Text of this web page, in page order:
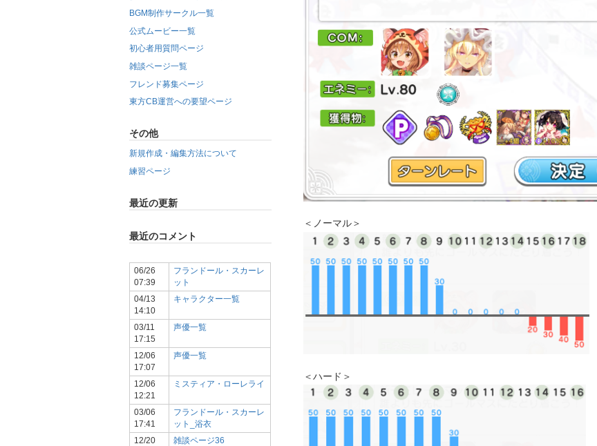
BGM制作サークル一覧
公式ムービー一覧
初心者用質問ページ
雑談ページ一覧
フレンド募集ページ
東方CB運営への要望ページ
その他
新規作成・編集方法について
練習ページ
最近の更新
最近のコメント
06/26
07:39
フランドール・スカーレ
ット
04/13
14:10
キャラクター一覧
03/11
17:15
声優一覧
12/06
17:07
声優一覧
12/06
12:21
ミスティア・ローレライ
03/06
17:41
フランドール・スカーレ
ット_浴衣
12/20
雑談ページ36
＜ノーマル＞
＜ハード＞